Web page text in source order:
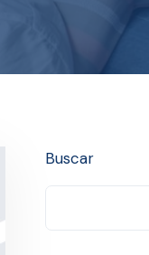
Buscar